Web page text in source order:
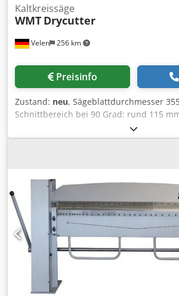
Velen 256 km
Kaltkreissäge
WMT Drycutter
Preisinfo
Zustand: neu, Sägeblattdurchmesser
Schnittbereich bei 90 Grad: rund 115
bei 90 Grad: vierkant 120 x 106 mm
Grad: flach 102 x 197 mm Csdpfx
Sägeblatt-Aufnahme Durchmesser 25,4
Maschinengewicht ca. 28 Kg
0,35 x 0,45 m Maschine zum Schneiden
Profilen aus Stahl,Leichtmetall,
Metall und Verbundwerkstoffen.